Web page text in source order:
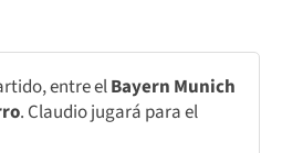
entre elBayern Munich
. Claudio jugará para el